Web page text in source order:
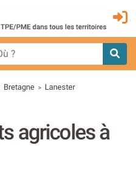
Bretagne > Lanester
agricoles à